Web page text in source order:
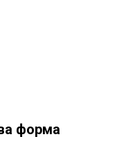
форма